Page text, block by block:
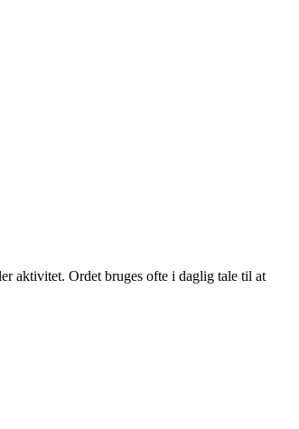
aktivitet. Ordet bruges ofte i daglig tale til at